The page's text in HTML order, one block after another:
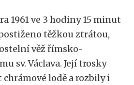
1961 ve 3 hodiny 15 minut
těžkou ztrátou,
věž římsko-
sv. Václava. Její trosky
lodě a rozbily i